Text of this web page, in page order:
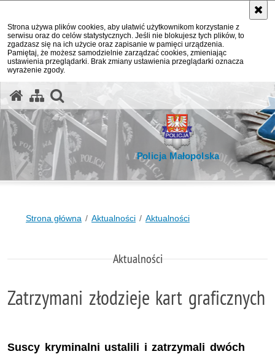
Strona używa plików cookies, aby ułatwić użytkownikom korzystanie z
serwisu oraz do celów statystycznych. Jeśli nie blokujesz tych plików, to
zgadzasz się na ich użycie oraz zapisanie w pamięci urządzenia.
Pamiętaj, że możesz samodzielnie zarządzać cookies, zmieniając
ustawienia przeglądarki. Brak zmiany ustawienia przeglądarki oznacza
wyrażenie zgody.
Policja Małopolska
Strona główna Aktualności Aktualności
Aktualności
Zatrzymani złodzieje kart graficznych
Suscy kryminalni ustalili i zatrzymali dwóch